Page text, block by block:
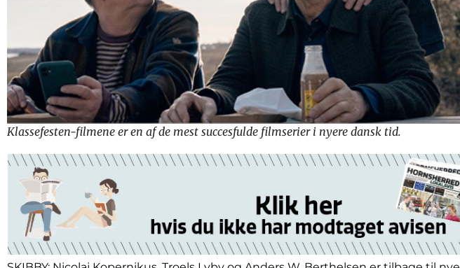
Klassefesten-filmene er en af de mest succesfulde filmserier i nyere dansk tid.